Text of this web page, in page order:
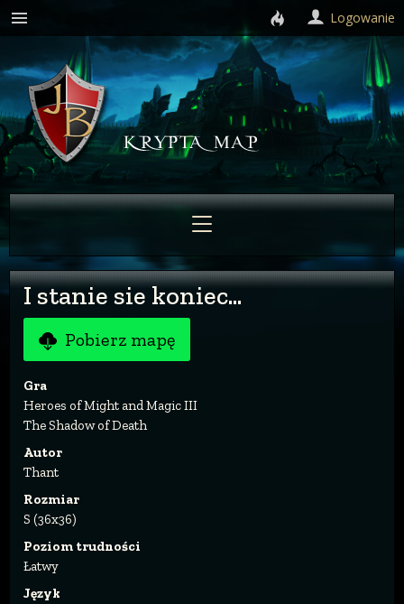
I stanie sie koniec...
Pobierz mapę
Gra
Heroes of Might and Magic III
The Shadow of Death
Autor
Thant
Rozmiar
S (36x36)
Poziom trudności
Łatwy
Język
Logowanie